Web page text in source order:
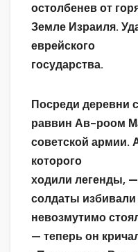
остолбенев от
Земле Израиля.
еврейского
государства.
Посреди деревни
раввин Ав-роом
советской армии.
которого
ходили легенды,
солдаты
невозмутимо
— теперь он